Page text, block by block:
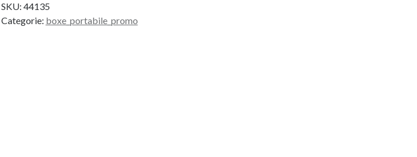
a
fost:
507,90 lei.
SKU: 44135
Categorie: boxe_portabile_promo